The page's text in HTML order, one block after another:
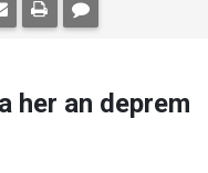
her an deprem